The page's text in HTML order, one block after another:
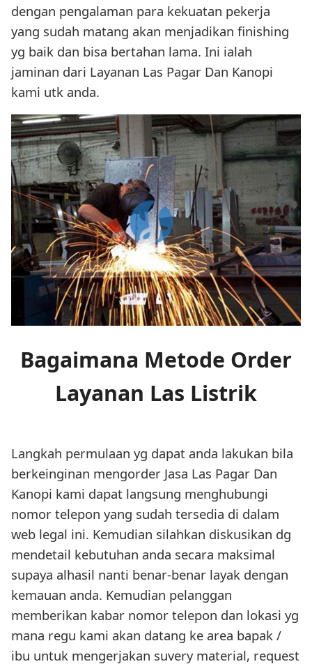
dengan pengalaman para kekuatan pekerja
yang sudah matang akan menjadikan finishing
yg baik dan bisa bertahan lama. Ini ialah
jaminan dari Layanan Las Pagar Dan Kanopi
kami utk anda.
Bagaimana Metode Order
Layanan Las Listrik
Langkah permulaan yg dapat anda lakukan bila
berkeinginan mengorder Jasa Las Pagar Dan
Kanopi kami dapat langsung menghubungi
nomor telepon yang sudah tersedia di dalam
web legal ini. Kemudian silahkan diskusikan dg
mendetail kebutuhan anda secara maksimal
supaya alhasil nanti benar-benar layak dengan
kemauan anda. Kemudian pelanggan
memberikan kabar nomor telepon dan lokasi yg
mana regu kami akan datang ke area bapak /
ibu untuk mengerjakan suvery material, request